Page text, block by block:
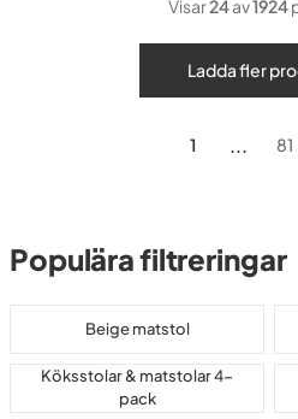
Visar24av1924
Ladda fler
1 ... 81
Populära filtreringar
Beige matstol
Köksstolar & matstolar 4-
pack